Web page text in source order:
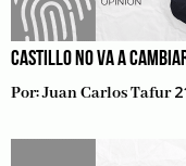
CASTILLO NO VA A
Por:Juan Carlos Tafur